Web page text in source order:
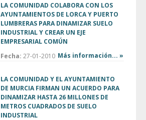
LA COMUNIDAD COLABORA CON LOS
AYUNTAMIENTOS DE LORCA Y PUERTO
LUMBRERAS PARA DINAMIZAR SUELO
INDUSTRIAL Y CREAR UN EJE
EMPRESARIAL COMÚN
Fecha: 27-01-2010 Más información... »
LA COMUNIDAD Y EL AYUNTAMIENTO
DE MURCIA FIRMAN UN ACUERDO PARA
DINAMIZAR HASTA 26 MILLONES DE
METROS CUADRADOS DE SUELO
INDUSTRIAL